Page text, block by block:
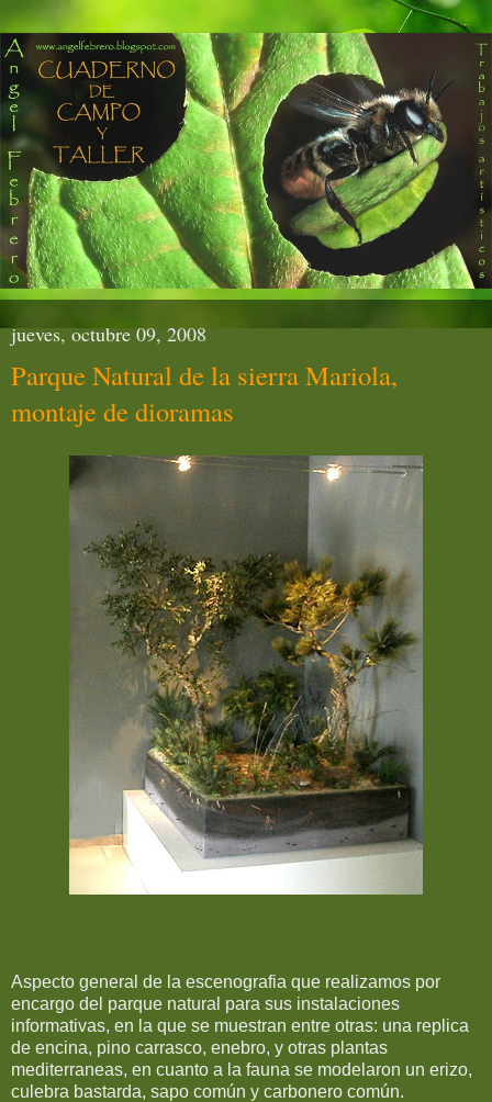
jueves, octubre 09, 2008
Parque Natural de la sierra Mariola,
montaje de dioramas
Aspecto general de la escenografia que realizamos por
encargo del parque natural para sus instalaciones
informativas, en la que se muestran entre otras: una replica
de encina, pino carrasco, enebro, y otras plantas
mediterraneas, en cuanto a la fauna se modelaron un erizo,
culebra bastarda, sapo común y carbonero común.